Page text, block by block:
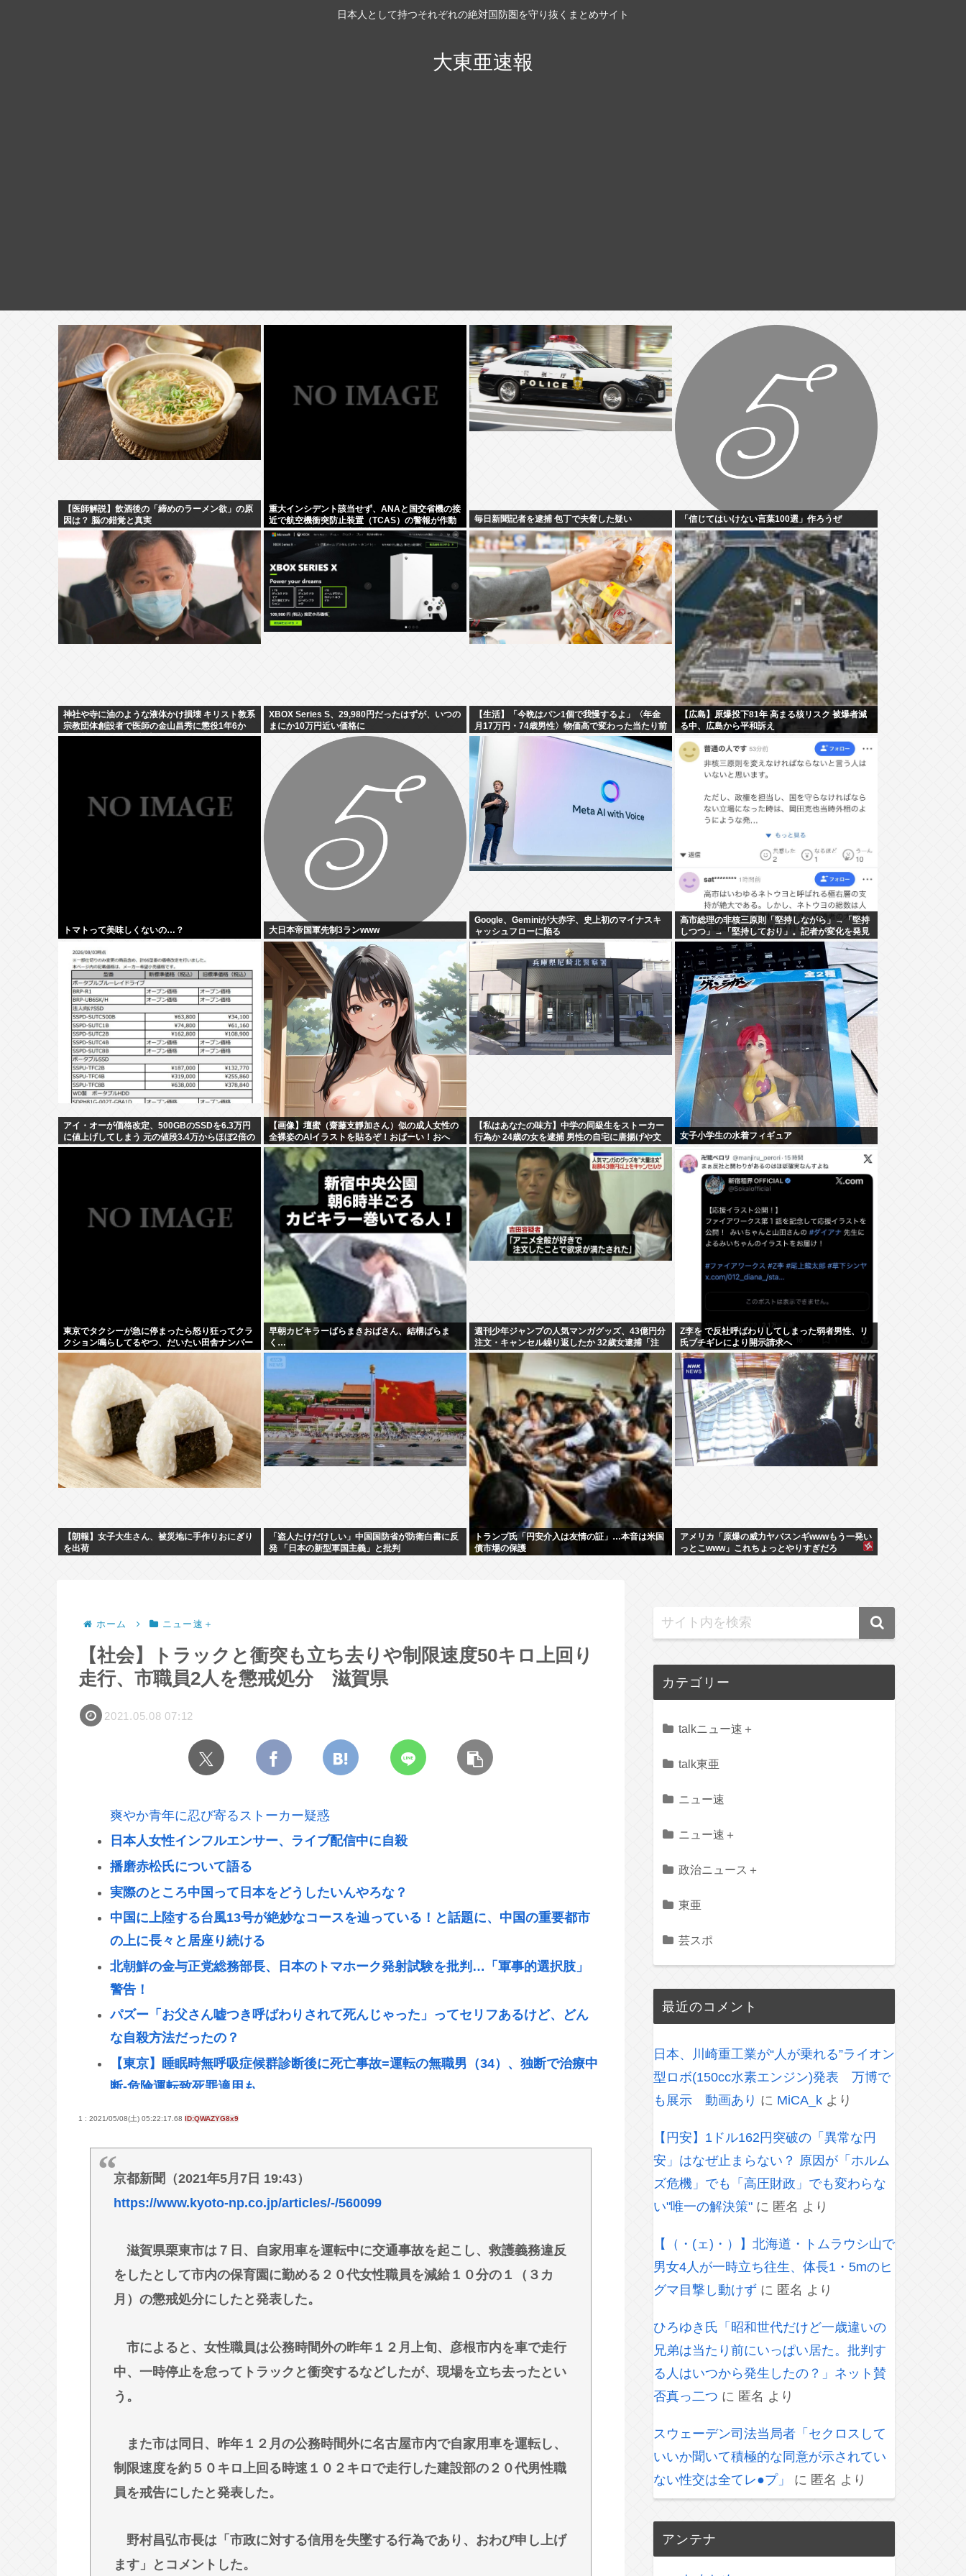
日本人として持つそれぞれの絶対国防圏を守り抜くまとめサイト
大東亜速報
【医師解説】飲酒後の「締めのラーメン欲」の原
因は？ 脳の錯覚と真実
重大インシデント該当せず、ANAと国交省機の接
近で航空機衝突防止装置（TCAS）の警報が作動
したトラブル、羽田空港沖、全日空に通知
毎日新聞記者を逮捕 包丁で夫脅した疑い 「信じてはいけない言葉100選」作ろうぜ
神社や寺に油のような液体かけ損壊 キリスト教系
宗教団体創設者で医師の金山昌秀に懲役1年6か
月、執行猶予3年の判決
XBOX Series S、29,980円だったはずが、いつの
まにか10万円近い価格に
【生活】「今晩はパン1個で我慢するよ」〈年金
月17万円・74歳男性〉物価高で変わった当たり前
の食卓…「1食抜けば、数百円は使わずに済む」
【広島】原爆投下81年 高まる核リスク 被爆者減
る中、広島から平和訴え
トマトって美味しくないの…？ 大日本帝国軍先制3ランwww
Google、Geminiが大赤字、史上初のマイナスキ
ャッシュフローに陥る
高市総理の非核三原則「堅持しながら」→「堅持
しつつ」→「堅持しており」。記者が変化を発見
し追及
アイ・オーが価格改定、500GBのSSDを6.3万円
に値上げしてしまう 元の値段3.4万からほぼ2倍の
地獄へ
【画像】壇蜜（齋藤支靜加さん）似の成人女性の
全裸姿のAIイラストを貼るぞ！おぱーい！おへ
そ！マン毛！【秋田県出身】
【私はあなたの味方】中学の同級生をストーカー
行為か 24歳の女を逮捕 男性の自宅に唐揚げや文
庫本など繰り返し届ける / 兵庫県
女子小学生の水着フィギュア
東京でタクシーが急に停まったら怒り狂ってクラ
クション鳴らしてるやつ、だいたい田舎ナンバー
www
早朝カビキラーばらまきおばさん、結構ばらま
く…
週刊少年ジャンプの人気マンガグッズ、43億円分
注文・キャンセル繰り返したか 32歳女逮捕「注
文したことで欲求が満たされた」
Z李を で反社呼ばわりしてしまった弱者男性、リ
氏ブチギレにより開示請求へ
【朗報】女子大生さん、被災地に手作りおにぎり
を出荷
「盗人たけだけしい」中国国防省が防衛白書に反
発 「日本の新型軍国主義」と批判
トランプ氏「円安介入は友情の証」…本音は米国
債市場の保護
アメリカ「原爆の威力ヤバスンギwwwもう一発い
っとこwww」これちょっとやりすぎだろ
ホーム ニュー速＋
【社会】トラックと衝突も立ち去りや制限速度50キロ上回り
走行、市職員2人を懲戒処分 滋賀県
2021.05.08 07:12
爽やか青年に忍び寄るストーカー疑惑
日本人女性インフルエンサー、ライブ配信中に自殺
播磨赤松氏について語る
実際のところ中国って日本をどうしたいんやろな？
中国に上陸する台風13号が絶妙なコースを辿っている！と話題に、中国の重要都市
の上に長々と居座り続ける
北朝鮮の金与正党総務部長、日本のトマホーク発射試験を批判…「軍事的選択肢」
警告！
パズー「お父さん嘘つき呼ばわりされて死んじゃった」ってセリフあるけど、どん
な自殺方法だったの？
【東京】睡眠時無呼吸症候群診断後に死亡事故=運転の無職男（34）、独断で治療中
断-危険運転致死罪適用も
ディズニーのおいなり巻（600円）、卑猥すぎて賛否両論www
くEVよりエコを証明
【高市】「ナフサがなくなる」現状超頑張って延命してるだけでどんどん不足して
る状況は改善してないのにもうナフサあることになった理由
【悲報】みいちゃん作者「みいちゃん母は障害者なので自分が殺したと思い込んで
自白しました」←なにこれ
された」総額43億円
ジョジョってネットでジョジョ立ちが話題になり始めた2000年代初頭くらいから急
にすげえ人気作品扱いになったよな
Powered by livedoor 相互RSS
1 : 2021/05/08(土) 05:22:17.68 ID:QWAZYG8x9
京都新聞（2021年5月7日 19:43）
https://www.kyoto-np.co.jp/articles/-/560099
滋賀県栗東市は７日、自家用車を運転中に交通事故を起こし、救護義務違反
をしたとして市内の保育園に勤める２０代女性職員を減給１０分の１（３カ
月）の懲戒処分にしたと発表した。
市によると、女性職員は公務時間外の昨年１２月上旬、彦根市内を車で走行
中、一時停止を怠ってトラックと衝突するなどしたが、現場を立ち去ったとい
う。
また市は同日、昨年１２月の公務時間外に名古屋市内で自家用車を運転し、
制限速度を約５０キロ上回る時速１０２キロで走行した建設部の２０代男性職
員を戒告にしたと発表した。
野村昌弘市長は「市政に対する信用を失墜する行為であり、おわび申し上げ
ます」とコメントした。
カテゴリー
talkニュー速＋
talk東亜
ニュー速
ニュー速＋
政治ニュース＋
東亜
芸スポ
最近のコメント
日本、川崎重工業が“人が乗れる”ライオン
型ロボ(150cc水素エンジン)発表 万博で
も展示 動画あり に MiCA_k より
【円安】1ドル162円突破の「異常な円
安」はなぜ止まらない？ 原因が「ホルム
ズ危機」でも「高圧財政」でも変わらな
い"唯一の解決策" に 匿名 より
【（・(ェ)・）】北海道・トムラウシ山で
男女4人が一時立ち往生、体長1・5mのヒ
グマ目撃し動けず に 匿名 より
ひろゆき氏「昭和世代だけど一歳違いの
兄弟は当たり前にいっぱい居た。批判す
る人はいつから発生したの？」ネット賛
否真っ二つ に 匿名 より
スウェーデン司法当局者「セクロスして
いいか聞いて積極的な同意が示されてい
ない性交は全てレ●プ」
に 匿名 より
アンテナ